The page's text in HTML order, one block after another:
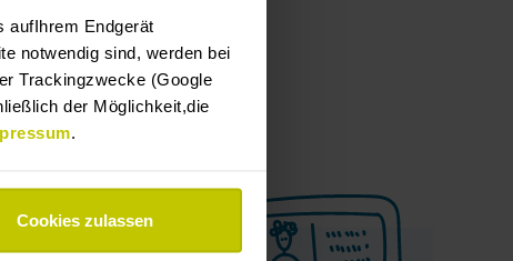
aufIhrem Endgerät
notwendig sind, werden bei
Trackingzwecke (Google
der Möglichkeit,die
.
Cookies zulassen